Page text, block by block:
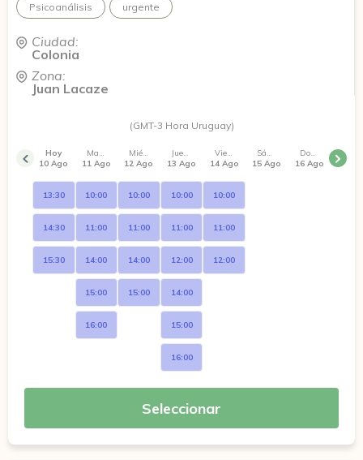
Psicoanálisis urgente
Ciudad:
Colonia
Zona:
Juan Lacaze
(GMT-3 Hora Uruguay)
Hoy
10 Ago
13:30
14:30
15:30
Martes
11 Ago
10:00
11:00
14:00
15:00
16:00
Miércoles
12 Ago
10:00
11:00
14:00
15:00
Jueves
13 Ago
10:00
11:00
12:00
14:00
15:00
16:00
Viernes
14 Ago
10:00
11:00
12:00
Sábado
15 Ago
Domingo
16 Ago
Seleccionar